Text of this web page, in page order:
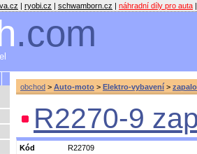
| ryobi.cz | schwamborn.cz | náhradní díly pro auta |
.com
obchod > Auto-moto > Elektro-vybavení >
R2270-9
Kód
R22709